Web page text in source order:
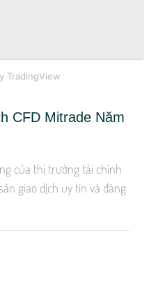
TradingView
CFD Mitrade Năm
của thị trường tài chính
giao dịch uy tín và đáng